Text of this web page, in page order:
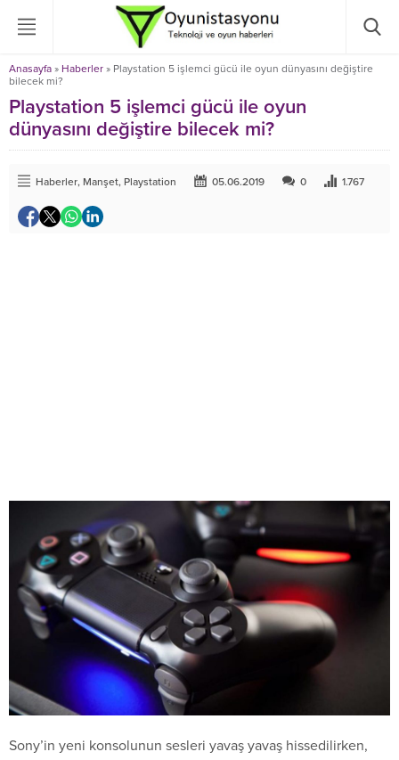
Anasayfa » Haberler » Playstation 5 işlemci gücü ile oyun dünyasını değiştire
bilecek mi?
Playstation 5 işlemci gücü ile oyun
dünyasını değiştire bilecek mi?
Haberler, Manşet, Playstation 05.06.2019 0 1.767
Sony’in yeni konsolunun sesleri yavaş yavaş hissedilirken,